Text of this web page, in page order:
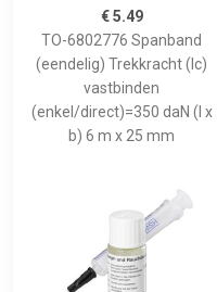
€ 5.49
TO-6802776 Spanband
(eendelig) Trekkracht (lc)
vastbinden
(enkel/direct)=350 daN (l x
b) 6 m x 25 mm